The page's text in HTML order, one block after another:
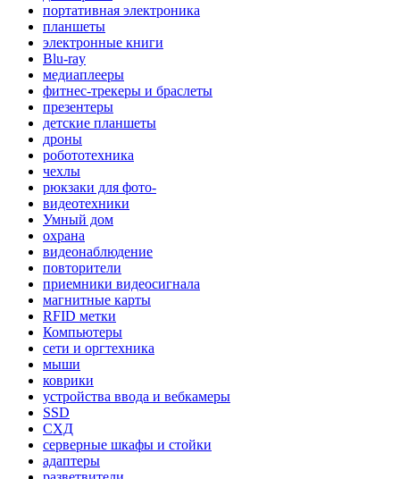
портативная электроника
планшеты
электронные книги
Blu-ray
медиаплееры
фитнес-трекеры и браслеты
презентеры
детские планшеты
дроны
робототехника
чехлы
рюкзаки для фото-
видеотехники
Умный дом
охрана
видеонаблюдение
повторители
приемники видеосигнала
магнитные карты
RFID метки
Компьютеры
сети и оргтехника
мыши
коврики
устройства ввода и вебкамеры
SSD
СХД
серверные шкафы и стойки
адаптеры